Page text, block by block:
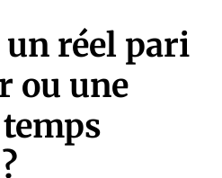
réel pari
ou une